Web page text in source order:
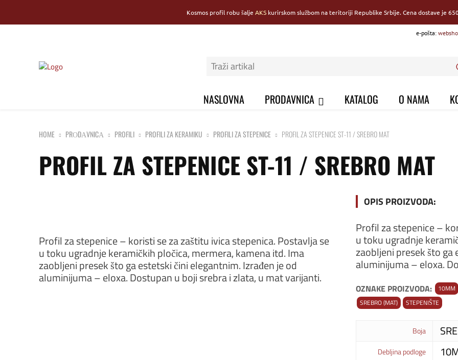
Kosmos profil robu šalje AKSkurirskom službom na teritoriji Republike Srbije. Cena dostave je
e-pošta:
NASLOVNA PRODAVNICA KATALOG O NAMA
HOME PRОDАVNICА PROFILI PROFILI ZA KERAMIKU PROFILI ZA STEPENICE PROFIL ZA STEPENICE ST-11 / SREBRO MAT
PROFIL ZA STEPENICE ST-11 / SREBRO MAT
Profil za stepenice – koristi se za zaštitu ivica stepenica. Postavlja se
u toku ugradnje keramičkih pločica, mermera, kamena itd. Ima
zaobljeni presek što ga estetski čini elegantnim. Izrađen je od
aluminijuma – eloxa. Dostupan u boji srebra i zlata, u mat varijanti.
OPIS PROIZVODA:
Profil za stepenice –
u toku ugradnje
zaobljeni presek što ga
aluminijuma – eloxa.
OZNAKE PROIZVODA: 10MM
SREBRO (MAT)
STEPENIŠTE
Boja
Debljina podloge